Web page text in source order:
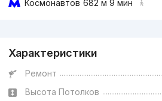
Космонавтов 682 м 9 мин
Характеристики
Ремонт
Высота Потолков